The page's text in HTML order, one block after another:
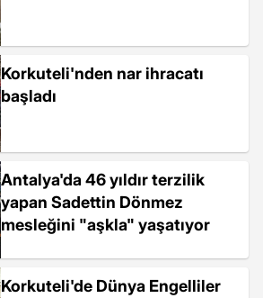
Korkuteli'nden nar ihracatı
başladı
Antalya'da 46 yıldır terzilik
yapan Sadettin Dönmez
mesleğini "aşkla" yaşatıyor
Korkuteli'de Dünya Engelliler